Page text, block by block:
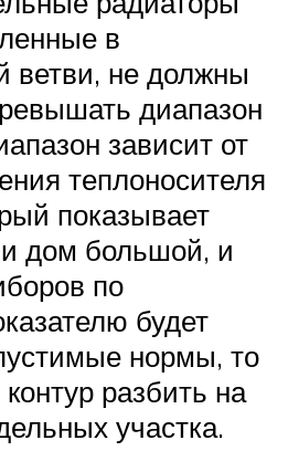
в
ветви, не должны
диапазон
зависит от
теплоносителя
показывает
дом большой, и
по
будет
нормы, то
разбить на
участка.